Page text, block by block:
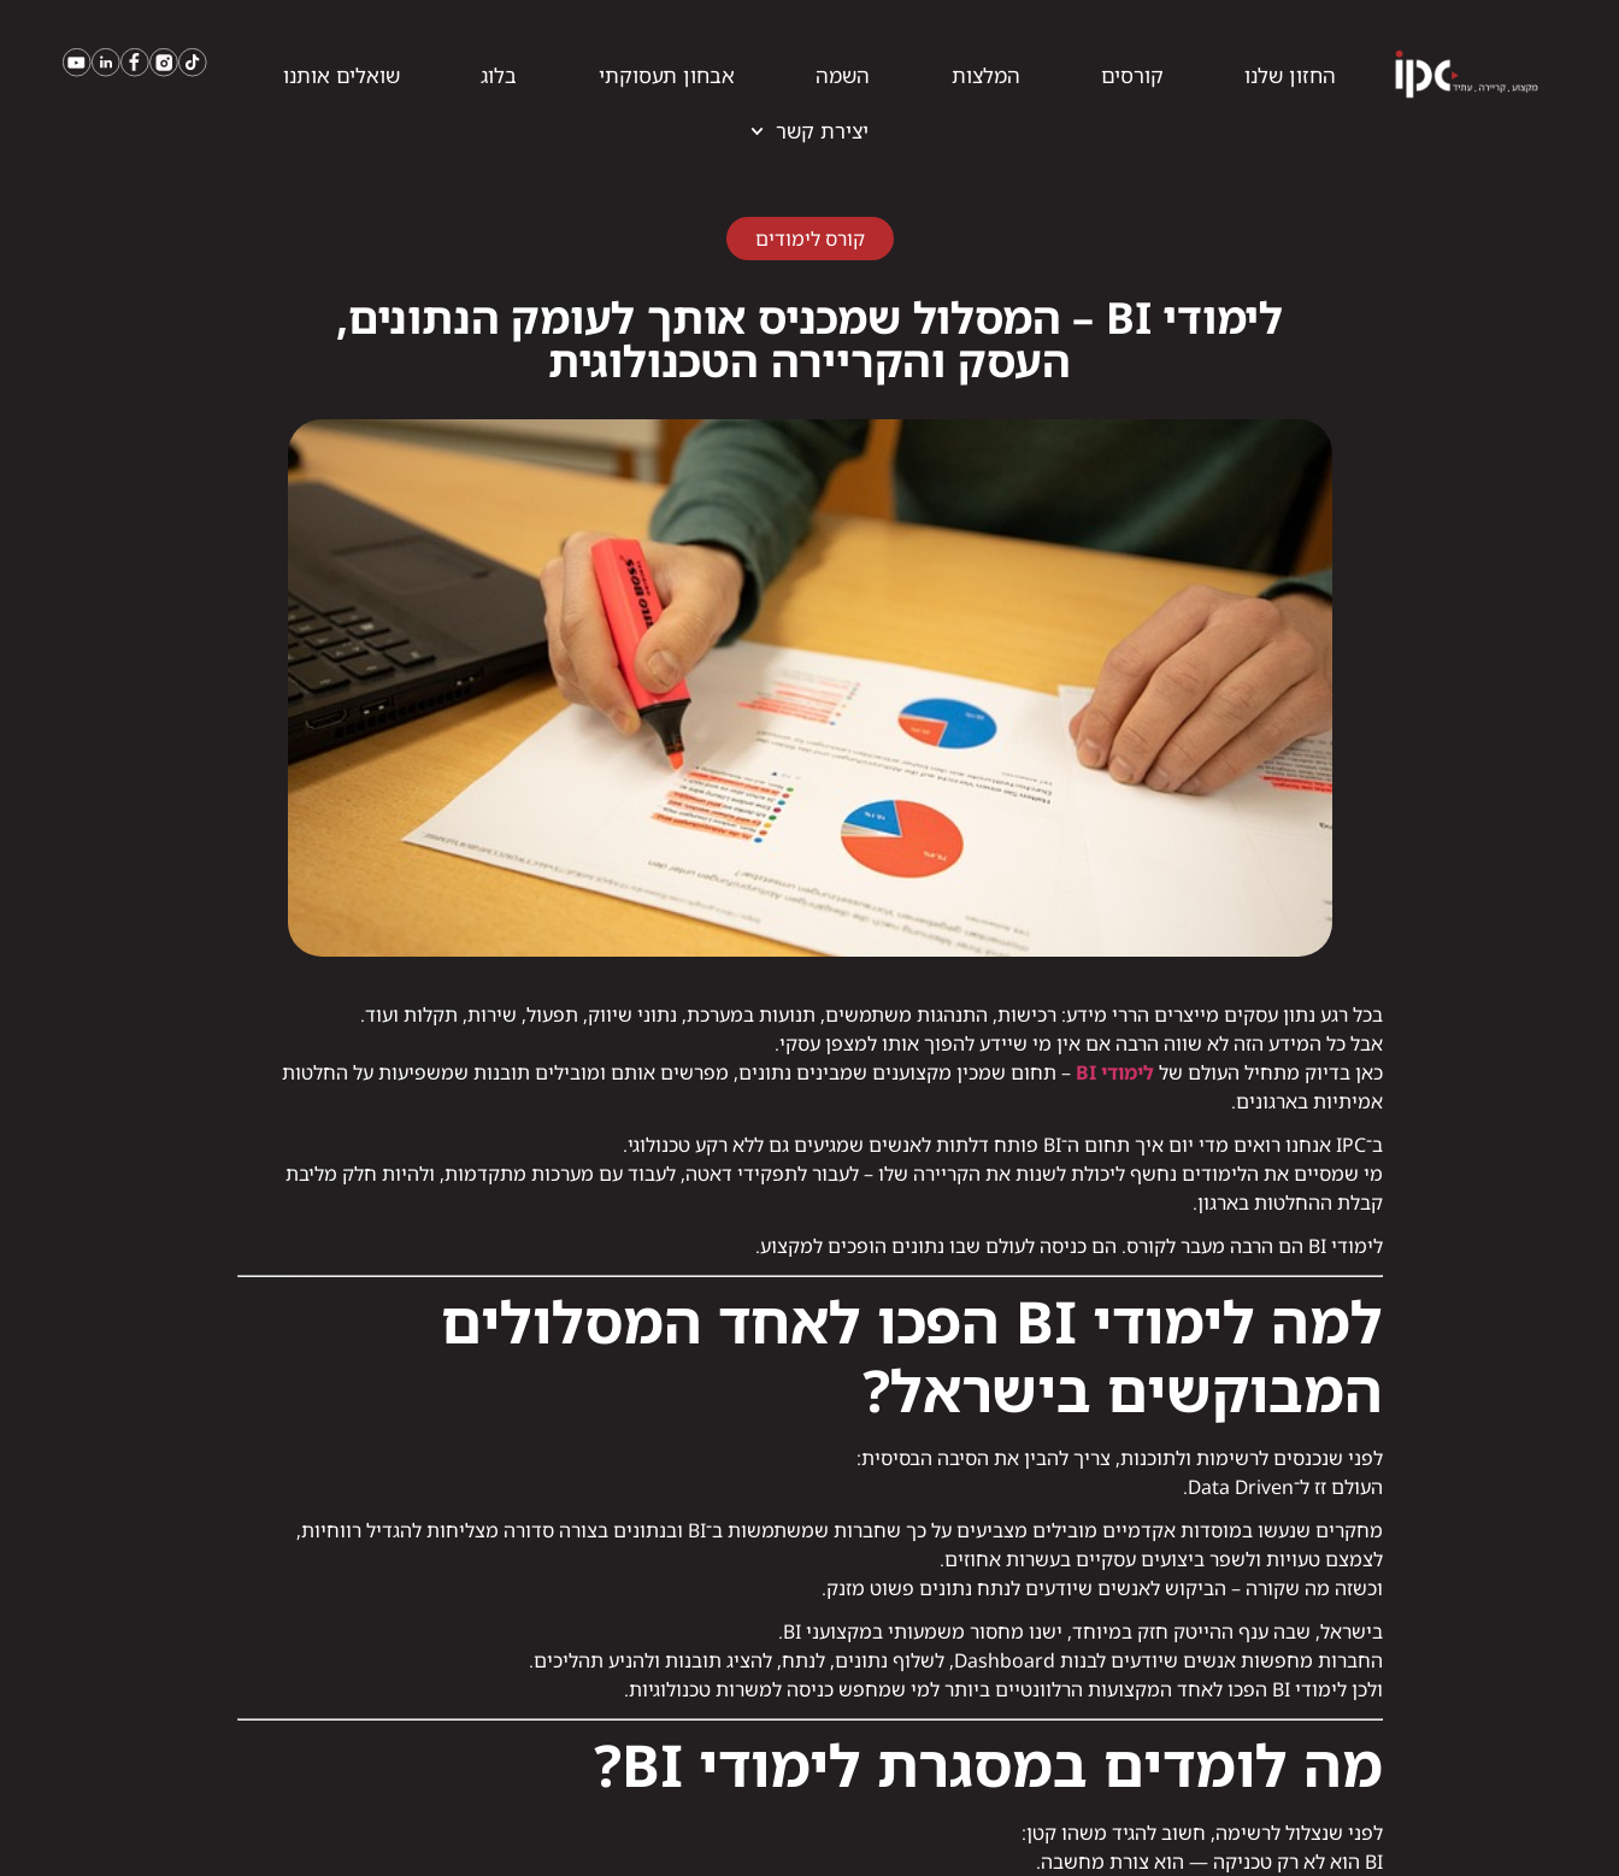
החזון שלנו קורסים המלצות השמה אבחון תעסוקתי בלוג
שואלים אותנו
יצירת קשר
קורס לימודים
לימודי BI – המסלול שמכניס אותך לעומק הנתונים,
העסק והקריירה הטכנולוגית
בכל רגע נתון עסקים מייצרים הררי מידע: רכישות, התנהגות משתמשים, תנועות במערכת, נתוני שיווק, תפעול, שירות, תקלות ועוד.
אבל כל המידע הזה לא שווה הרבה אם אין מי שיידע להפוך אותו למצפן עסקי.
כאן בדיוק מתחיל העולם שללימודי BI
– תחום שמכין מקצוענים שמבינים נתונים, מפרשים אותם ומובילים תובנות שמשפיעות על החלטות
אמיתיות בארגונים.
ב־IPC אנחנו רואים מדי יום איך תחום ה־BI פותח דלתות לאנשים שמגיעים גם ללא רקע טכנולוגי.
מי שמסיים את הלימודים נחשף ליכולת לשנות את הקריירה שלו – לעבור לתפקידי דאטה, לעבוד עם מערכות מתקדמות, ולהיות חלק מליבת
קבלת ההחלטות בארגון.
לימודי BI הם הרבה מעבר לקורס. הם כניסה לעולם שבו נתונים הופכים למקצוע.
למה לימודי BI הפכו לאחד המסלולים
המבוקשים בישראל?
לפני שנכנסים לרשימות ולתוכנות, צריך להבין את הסיבה הבסיסית:
העולם זז ל־Data Driven.
מחקרים שנעשו במוסדות אקדמיים מובילים מצביעים על כך שחברות שמשתמשות ב־BI ובנתונים בצורה סדורה מצליחות להגדיל רווחיות,
לצמצם טעויות ולשפר ביצועים עסקיים בעשרות אחוזים.
וכשזה מה שקורה – הביקוש לאנשים שיודעים לנתח נתונים פשוט מזנק.
בישראל, שבה ענף ההייטק חזק במיוחד, ישנו מחסור משמעותי במקצועני BI.
החברות מחפשות אנשים שיודעים לבנות Dashboard, לשלוף נתונים, לנתח, להציג תובנות ולהניע תהליכים.
ולכן לימודי BI הפכו לאחד המקצועות הרלוונטיים ביותר למי שמחפש כניסה למשרות טכנולוגיות.
מה לומדים במסגרת לימודי BI?
לפני שנצלול לרשימה, חשוב להגיד משהו קטן:
BI הוא לא רק טכניקה — הוא צורת מחשבה.